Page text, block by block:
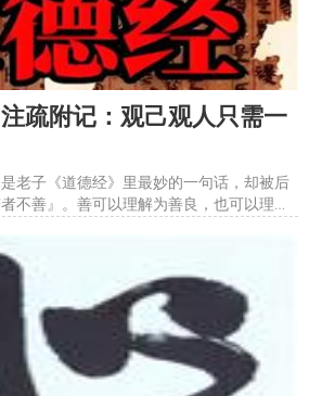
注疏附记：观己观人只需一
老子《道德经》里最妙的一句话，却被后
不善』。善可以理解为善良，也可以理解
钱的人不善。这样去观己观人，是不是一
是老祖宗很早就总结出来的教训和智